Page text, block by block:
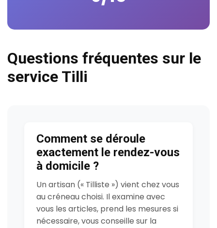
Questions fréquentes sur le
service Tilli
Comment se déroule
exactement le rendez-vous
à domicile ?
Un artisan (« Tilliste ») vient chez vous
au créneau choisi. Il examine avec
vous les articles, prend les mesures si
nécessaire, vous conseille sur la